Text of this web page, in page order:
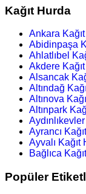
Kağıt Hurda
Ankara
Abidinpaşa
Ahlatlıbel
Akdere
Alsancak
Altındağ
Altınova
Altınpark
Ayrancı
Ayvalı Kağıt
Bağlıca
Popüler